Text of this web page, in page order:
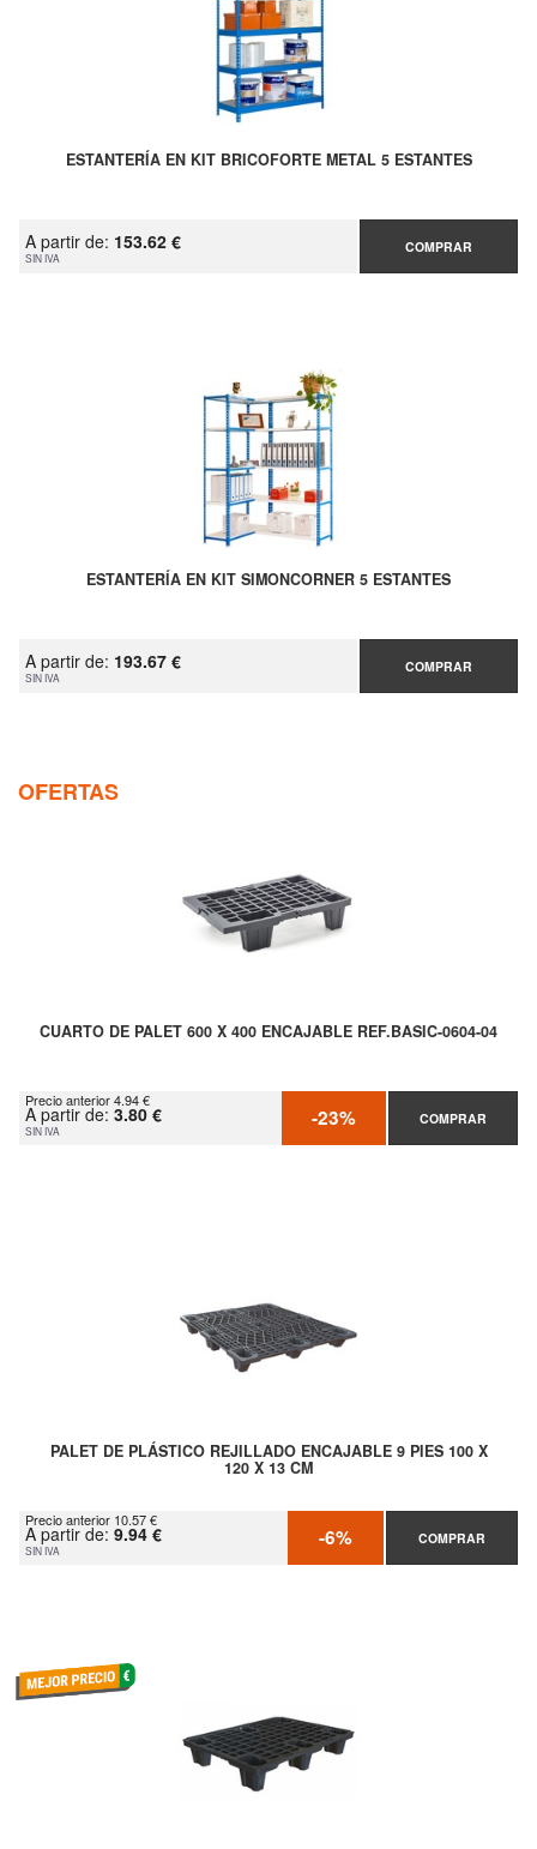
ESTANTERÍA EN KIT BRICOFORTE METAL 5 ESTANTES
A partir de: 153.62 €
SIN IVA
COMPRAR
ESTANTERÍA EN KIT SIMONCORNER 5 ESTANTES
A partir de: 193.67 €
SIN IVA
COMPRAR
OFERTAS
CUARTO DE PALET 600 X 400 ENCAJABLE REF.BASIC-0604-04
Precio anterior 4.94 €
A partir de: 3.80 €
SIN IVA -23% COMPRAR
PALET DE PLÁSTICO REJILLADO ENCAJABLE 9 PIES 100 X
120 X 13 CM
Precio anterior 10.57 €
A partir de: 9.94 €
SIN IVA -6% COMPRAR